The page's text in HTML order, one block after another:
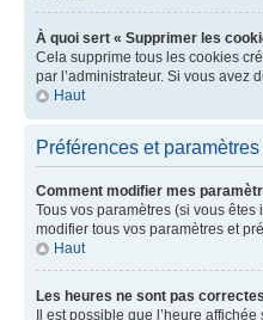
À quoi sert « Supprimer les
Cela supprime tous les cookies
par l’administrateur. Si vous avez
Haut
Préférences et
Comment modifier mes
Tous vos paramètres (si vous
modifier tous vos paramètres et
Haut
Les heures ne sont pas
Il est possible que l’heure